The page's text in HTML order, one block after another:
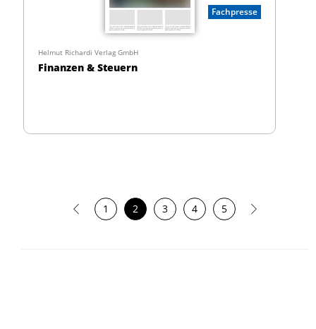
Fachpresse
Helmut Richardi Verlag GmbH
Finanzen & Steuern
1 2 3 4 5